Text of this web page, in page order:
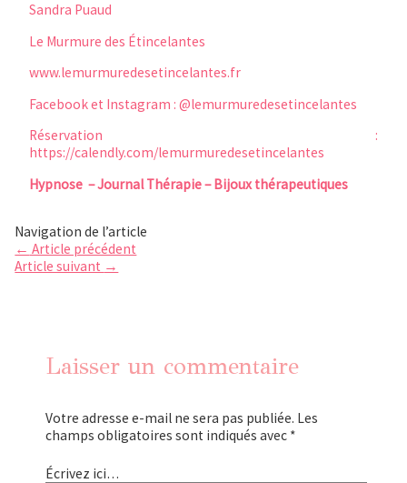
Sandra Puaud
Le Murmure des Étincelantes
www.lemurmuredesetincelantes.fr
Facebook et Instagram : @lemurmuredesetincelantes
Réservation :
https://calendly.com/lemurmuredesetincelantes
Hypnose – Journal Thérapie – Bijoux thérapeutiques
Navigation de l’article
← Article précédent
Article suivant →
Laisser un commentaire
Votre adresse e-mail ne sera pas publiée. Les
champs obligatoires sont indiqués avec *
Écrivez ici…